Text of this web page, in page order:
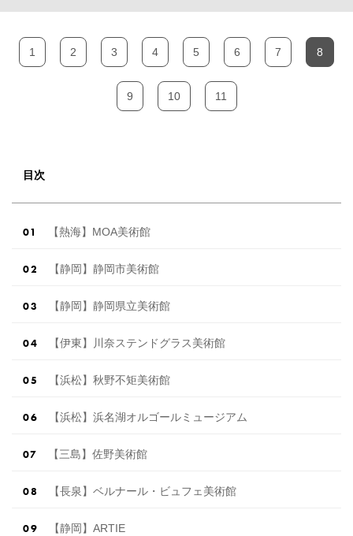
1 2 3 4 5 6 7 8
9 10 11
目次
【熱海】MOA美術館
【静岡】静岡市美術館
【静岡】静岡県立美術館
【伊東】川奈ステンドグラス美術館
【浜松】秋野不矩美術館
【浜松】浜名湖オルゴールミュージアム
【三島】佐野美術館
【長泉】ベルナール・ビュフェ美術館
【静岡】ARTIE